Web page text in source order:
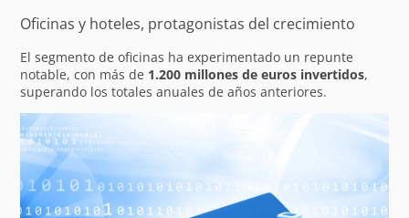
Oficinas y hoteles, protagonistas del crecimiento
El segmento de oficinas ha experimentado un repunte
notable, con más de 1.200 millones de euros invertidos,
superando los totales anuales de años anteriores.